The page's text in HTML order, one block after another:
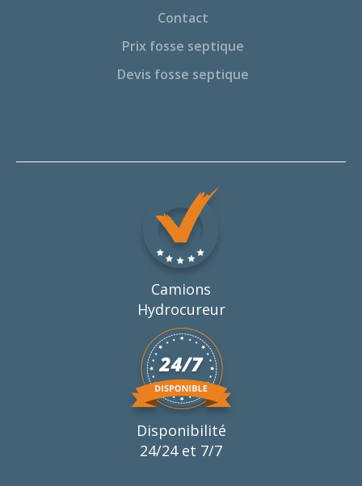
Contact
Prix fosse septique
Devis fosse septique
Camions
Hydrocureur
Disponibilité
24/24 et 7/7